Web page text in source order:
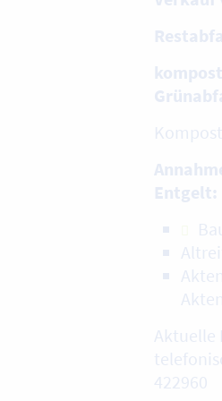
Entgelt:
Aktuelle
422960